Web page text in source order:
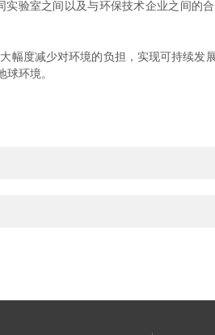
室之间以及与环保技术企业之间的
度减少对环境的负担，实现可持续发
环境。